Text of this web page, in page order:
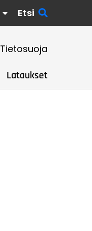
Etsi
Tietosuoja
Lataukset